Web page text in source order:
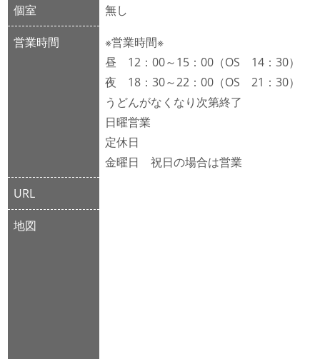
個室 無し
営業時間
※営業時間※
昼 12：00～15：00（OS 14：30）
夜 18：30～22：00（OS 21：30）
うどんがなくなり次第終了
日曜営業
定休日
金曜日 祝日の場合は営業
URL
地図